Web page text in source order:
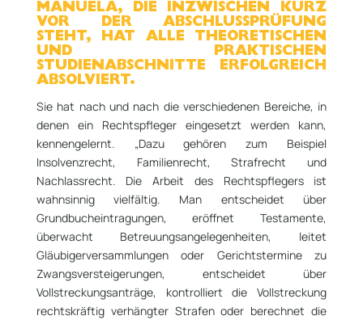
MANUELA, DIE INZWISCHEN KURZ
VOR DER ABSCHLUSSPRÜFUNG
STEHT, HAT ALLE THEORETISCHEN
UND PRAKTISCHEN
STUDIENABSCHNITTE ERFOLGREICH
ABSOLVIERT.
Sie hat nach und nach die verschiedenen Bereiche, in
denen ein Rechtspfleger eingesetzt werden kann,
kennengelernt. „Dazu gehören zum Beispiel
Insolvenzrecht, Familienrecht, Strafrecht und
Nachlassrecht. Die Arbeit des Rechtspflegers ist
wahnsinnig vielfältig. Man entscheidet über
Grundbucheintragungen, eröffnet Testamente,
überwacht Betreuungsangelegenheiten, leitet
Gläubigerversammlungen oder Gerichtstermine zu
Zwangsversteigerungen, entscheidet über
Vollstreckungsanträge, kontrolliert die Vollstreckung
rechtskräftig verhängter Strafen oder berechnet die